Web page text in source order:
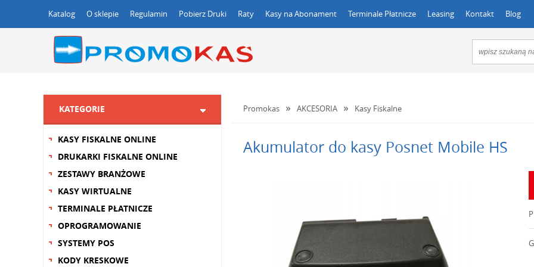
Katalog O sklepie Regulamin Pobierz Druki Raty Kasy na Abonament Terminale Płatnicze Leasing Kontakt Blog
KATEGORIE
KASY FISKALNE ONLINE
DRUKARKI FISKALNE ONLINE
ZESTAWY BRANŻOWE
KASY WIRTUALNE
TERMINALE PŁATNICZE
OPROGRAMOWANIE
SYSTEMY POS
KODY KRESKOWE
Promokas AKCESORIA Kasy Fiskalne
Akumulator do kasy Posnet Mobile HS